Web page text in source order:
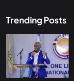
Trending Posts